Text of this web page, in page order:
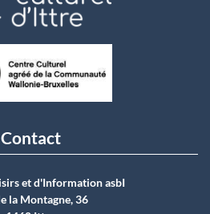
Contact
et d'Information asbI
la Montagne, 36